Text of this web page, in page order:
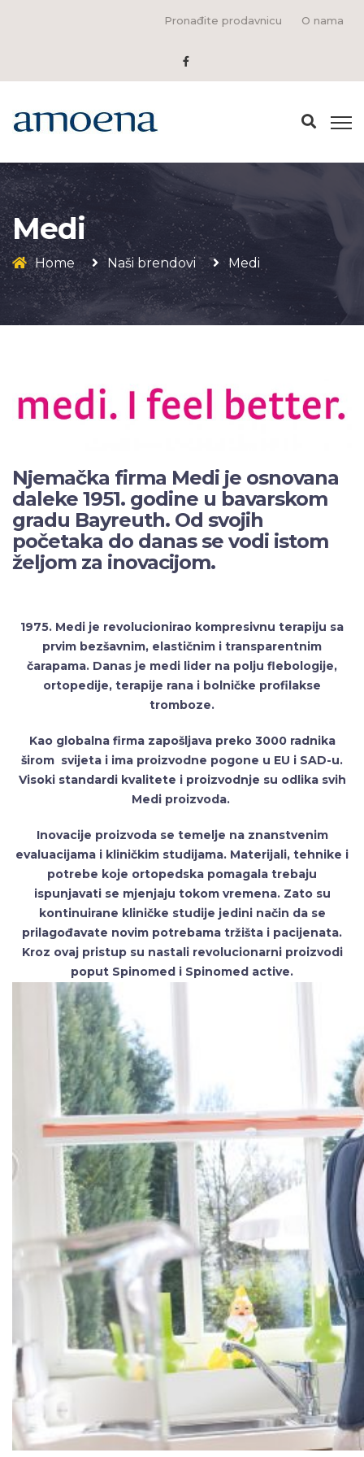
Pronađite prodavnicu O nama
Medi
Home Naši brendovi Medi
Njemačka firma Medi je osnovana
daleke 1951. godine u bavarskom
gradu Bayreuth. Od svojih
početaka do danas se vodi istom
željom za inovacijom.
1975. Medi je revolucionirao kompresivnu terapiju sa
prvim bezšavnim, elastičnim i transparentnim
čarapama. Danas je medi lider na polju flebologije,
ortopedije, terapije rana i bolničke profilakse
tromboze.
Kao globalna firma zapošljava preko 3000 radnika
širom svijeta i ima proizvodne pogone u EU i SAD-u.
Visoki standardi kvalitete i proizvodnje su odlika svih
Medi proizvoda.
Inovacije proizvoda se temelje na znanstvenim
evaluacijama i kliničkim studijama. Materijali, tehnike i
potrebe koje ortopedska pomagala trebaju
ispunjavati se mjenjaju tokom vremena. Zato su
kontinuirane kliničke studije jedini način da se
prilagođavate novim potrebama tržišta i pacijenata.
Kroz ovaj pristup su nastali revolucionarni proizvodi
poput Spinomed i Spinomed active.